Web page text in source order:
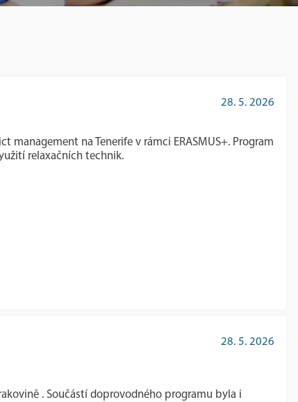
28. 5. 2026
management na Tenerife v rámci ERASMUS+. Program
relaxačních technik.
28. 5. 2026
. Součástí doprovodného programu byla i